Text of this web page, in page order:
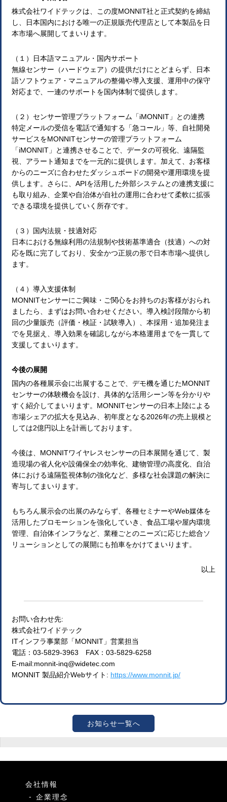
株式会社ワイドテックは、この度MONNIT社と正式契約を締結
し、日本国内における唯一の正規販売代理店として本製品を日
本市場へ展開してまいります。
（１）日本語マニュアル・国内サポート
無線センサー（ハードウェア）の提供だけにとどまらず、日本
語ソフトウェア・マニュアルの整備や導入支援、運用中の保守
対応まで、一連のサポートを国内体制で提供します。
（２）センサー管理プラットフォーム「iMONNIT」との連携
特定メールの受信を電話で通知する「急コール」等、自社開発
サービスをMONNITセンサーの管理プラットフォーム
「iMONNIT」と連携させることで、データの可視化、遠隔監
視、アラート通知までを一元的に提供します。加えて、お客様
からのニーズに合わせたダッシュボードの開発や運用環境を提
供します。さらに、APIを活用した外部システムとの連携支援に
も取り組み、企業や自治体が自社の運用に合わせて柔軟に拡張
できる環境を提供していく所存です。
（３）国内法規・技適対応
日本における無線利用の法規制や技術基準適合（技適）への対
応を既に完了しており、安全かつ正規の形で日本市場へ提供し
ます。
（４）導入支援体制
MONNITセンサーにご興味・ご関心をお持ちのお客様がおられ
ましたら、まずはお問い合わせください。導入検討段階から初
回の少量販売（評価・検証・試験導入）、本採用・追加発注ま
でを見据え、導入効果を確認しながら本格運用までを一貫して
支援してまいります。
今後の展開
国内の各種展示会に出展することで、デモ機を通じたMONNIT
センサーの体験機会を設け、具体的な活用シーン等を分かりや
すく紹介してまいります。MONNITセンサーの日本上陸による
市場シェアの拡大を見込み、初年度となる2026年の売上規模と
しては2億円以上を計画しております。
今後は、MONNITワイヤレスセンサーの日本展開を通じて、製
造現場の省人化や設備保全の効率化、建物管理の高度化、自治
体における遠隔監視体制の強化など、多様な社会課題の解決に
寄与してまいります。
もちろん展示会の出展のみならず、各種セミナーやWeb媒体を
活用したプロモーションを強化していき、食品工場や屋内環境
管理、自治体インフラなど、業種ごとのニーズに応じた総合ソ
リューションとしての展開にも拍車をかけてまいります。
以上
お問い合わせ先:
株式会社ワイドテック
ITインフラ事業部「MONNIT」営業担当
電話：03-5829-3963 FAX：03-5829-6258
E-mail:monnit-inq@widetec.com
MONNIT 製品紹介Webサイト: https://www.monnit.jp/
お知らせ一覧へ
会社情報
企業理念